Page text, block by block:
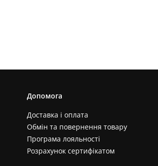
Допомога
Доставка і оплата
Обмін та повернення товару
Програма лояльності
Розрахунок сертифікатом